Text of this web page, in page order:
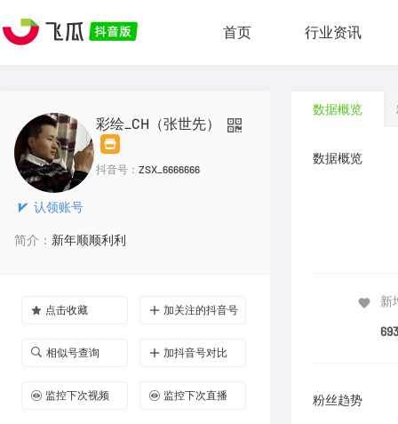
首页 行业资讯
认领账号
彩绘_CH（张世先）
抖音号： ZSX_6666666
简介： 新年顺顺利利
点击收藏 加关注的抖音号
相似号查询 加抖音号对比
监控下次视频 监控下次直播
数据概览
数据概览
新
粉丝趋势